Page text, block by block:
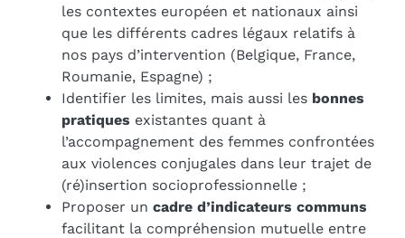
les contextes européen et nationaux ainsi
que les différents cadres légaux relatifs à
nos pays d’intervention (Belgique, France,
Roumanie, Espagne) ;
Identifier les limites, mais aussi les bonnes
pratiques existantes quant à
l’accompagnement des femmes confrontées
aux violences conjugales dans leur trajet de
(ré)insertion socioprofessionnelle ;
Proposer un cadre d’indicateurs communs
facilitant la compréhension mutuelle entre